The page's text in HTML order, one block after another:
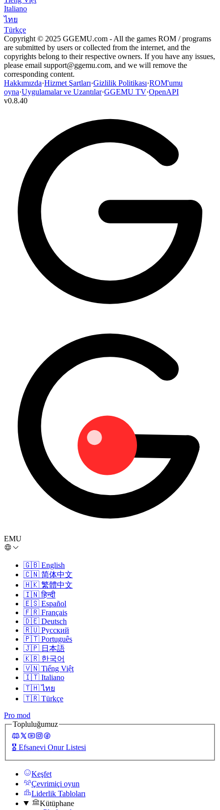
Italiano
ไทย
Türkçe
Copyright © 2025 GGEMU.com - All the games ROM / programs
are submitted by users or collected from the internet, and the
copyrights belong to their respective owners. If you have any issues,
please email support@ggemu.com, and we will remove the
corresponding content.
Hakkımızda·Hizmet Şartları·Gizlilik Politikası·ROM'umu
oyna·Uygulamalar ve Uzantılar·GGEMU TV·OpenAPI
v0.8.40
EMU
🇬🇧 English
🇨🇳 简体中文
🇭🇰 繁體中文
🇮🇳 हिन्दी
🇪🇸 Español
🇫🇷 Français
🇩🇪 Deutsch
🇷🇺 Русский
🇵🇹 Português
🇯🇵 日本語
🇰🇷 한국어
🇻🇳 Tiếng Việt
🇮🇹 Italiano
🇹🇭 ไทย
🇹🇷 Türkçe
Pro mod
Topluluğumuz
🎖️ Efsanevi Onur Listesi
Keşfet
Çevrimiçi oyun
Liderlik Tabloları
Kütüphane